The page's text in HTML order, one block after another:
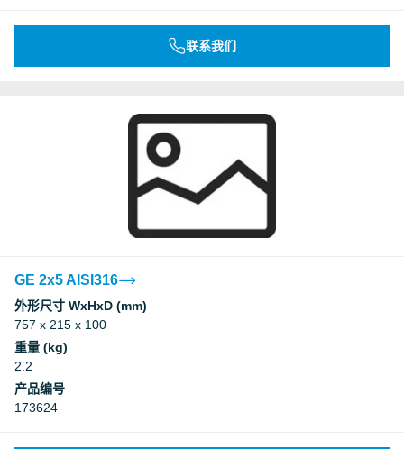
联系我们
GE 2x5 AISI316
外形尺寸 WxHxD (mm)
757 x 215 x 100
重量 (kg)
2.2
产品编号
173624